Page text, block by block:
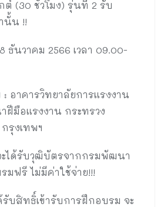
ต์ (30 ชั่วโมง) รุ่นที่ 2 รับ
นั้น !!
นวาคม 2566 เวลา 09.00-
อาคารวิทยาลัยการแรงงาน
มือแรงงาน กระทรวง
รุงเทพฯ
ได้รับวุฒิบัตรจากกรมพัฒนา
ฟรี ไม่มีค่าใช้จ่าย!!!
บสิทธิ์เข้ารับการฝึกอบรม จะ